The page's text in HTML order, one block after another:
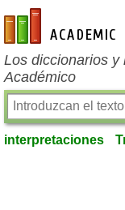
es-academic.com
Los diccionarios y
Académico
interpretaciones